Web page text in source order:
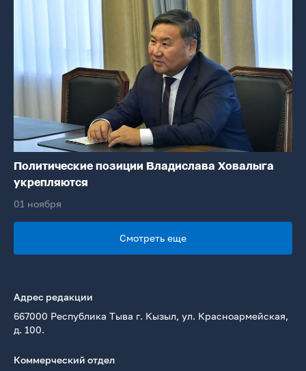
Политические позиции Владислава Ховалыга
укрепляются
01 ноября
Смотреть еще
Адрес редакции
667000 Республика Тыва г. Кызыл, ул. Красноармейская,
д. 100.
Коммерческий отдел